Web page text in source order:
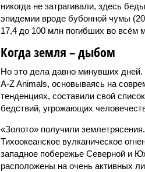
никогда не затрагивали, здесь
эпидемии вроде бубонной чумы
17,4 до 100 млн погибших во всём
Когда земля – дыбом
Но это дела давно минувших
A-Z Animals, основываясь на
тенденциях, составили свой
бедствий, угрожающих
«Золото» получили
Тихоокеанское вулканическое
западное побережье Северной и
расположены на очень активных